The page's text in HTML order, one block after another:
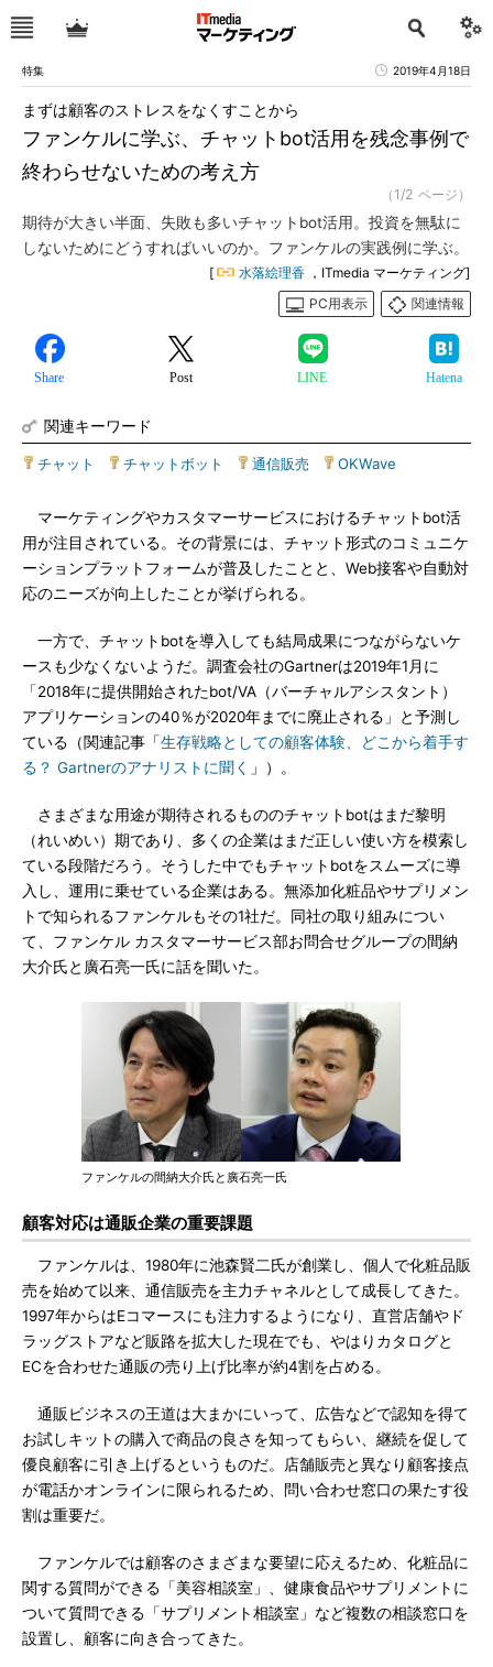
特集 2019年4月18日
ファンケルに学ぶ、チャットbot活用を残念事例で
終わらせないための考え方
まずは顧客のストレスをなくすことから
（1/2 ページ）
期待が大きい半面、失敗も多いチャットbot活用。投資を無駄に
しないためにどうすればいいのか。ファンケルの実践例に学ぶ。
[ 水落絵理香 ，ITmedia マーケティング]
PC用表示
関連情報
Share Post LINE Hatena
関連キーワード
チャット チャットボット 通信販売 OKWave
マーケティングやカスタマーサービスにおけるチャットbot活
用が注目されている。その背景には、チャット形式のコミュニケ
ーションプラットフォームが普及したことと、Web接客や自動対
応のニーズが向上したことが挙げられる。
一方で、チャットbotを導入しても結局成果につながらないケ
ースも少なくないようだ。調査会社のGartnerは2019年1月に
「2018年に提供開始されたbot/VA（バーチャルアシスタント）
アプリケーションの40％が2020年までに廃止される」と予測し
ている（関連記事「生存戦略としての顧客体験、どこから着手す
る？ Gartnerのアナリストに聞く
」）。
さまざまな用途が期待されるもののチャットbotはまだ黎明
（れいめい）期であり、多くの企業はまだ正しい使い方を模索し
ている段階だろう。そうした中でもチャットbotをスムーズに導
入し、運用に乗せている企業はある。無添加化粧品やサプリメン
トで知られるファンケルもその1社だ。同社の取り組みについ
て、ファンケル カスタマーサービス部お問合せグループの間納
大介氏と廣石亮一氏に話を聞いた。
ファンケルの間納大介氏と廣石亮一氏
顧客対応は通販企業の重要課題
ファンケルは、1980年に池森賢二氏が創業し、個人で化粧品販
売を始めて以来、通信販売を主力チャネルとして成長してきた。
1997年からはEコマースにも注力するようになり、直営店舗やド
ラッグストアなど販路を拡大した現在でも、やはりカタログと
ECを合わせた通販の売り上げ比率が約4割を占める。
通販ビジネスの王道は大まかにいって、広告などで認知を得て
お試しキットの購入で商品の良さを知ってもらい、継続を促して
優良顧客に引き上げるというものだ。店舗販売と異なり顧客接点
が電話かオンラインに限られるため、問い合わせ窓口の果たす役
割は重要だ。
ファンケルでは顧客のさまざまな要望に応えるため、化粧品に
関する質問ができる「美容相談室」、健康食品やサプリメントに
ついて質問できる「サプリメント相談室」など複数の相談窓口を
設置し、顧客に向き合ってきた。